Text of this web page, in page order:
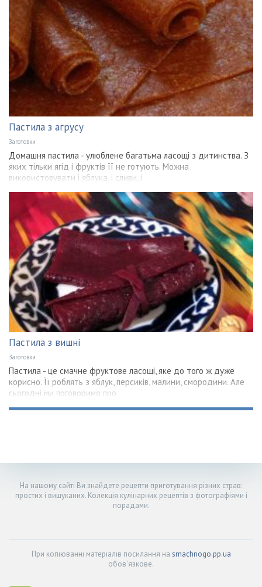
Пастила з агрусу
Заготовки
Домашня пастила - улюблене багатьма ласощі з дитинства. З
яких тільки ягід і фруктів її не готують. Можна
використовувати і яблука, і сливи, і
Пастила з вишні
Заготовки
Пастила - це смачне фруктове ласощі, яке до того ж дуже
корисно. Її роблять з яблук, персиків, малини, смородини. Але
сьогодні ми поговоримо про
На нашому сайті Ви знайдете рецепти приготування різних страв:
простих і вишуканих. Колекція кулінарних рецептів з фотографіями і
порадами.
При копіюванні матеріалів посилання на smachnogo.pp.ua
обов'язкове.